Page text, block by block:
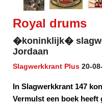
Royal drums
�koninklijk�
Jordaan
Slagwerkkrant Plus 20-
In Slagwerkkrant 147
Vermulst een boek heeft